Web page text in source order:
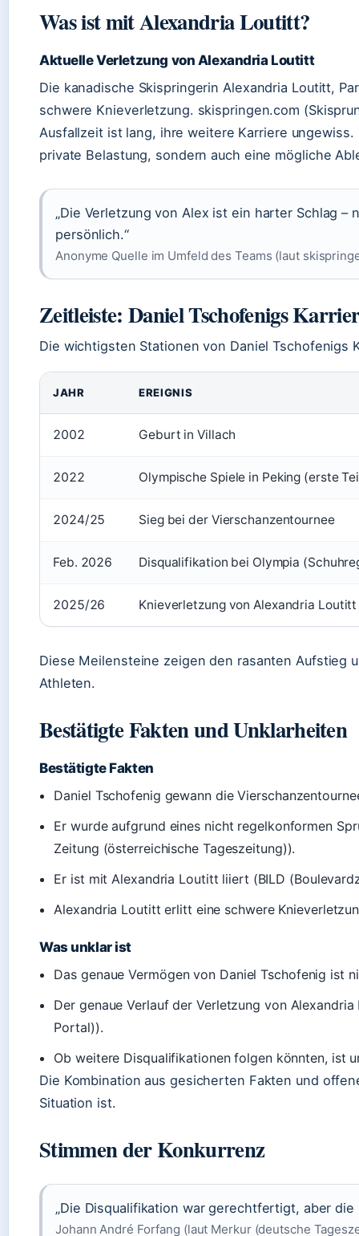
Was ist mit Alexandria Loutitt?
Aktuelle Verletzung von Alexandria Loutitt
Die kanadische Skispringerin Alexandria Loutitt,
schwere Knieverletzung. skispringen.com
Ausfallzeit ist lang, ihre weitere Karriere
private Belastung, sondern auch eine mögliche
„Die Verletzung von Alex ist ein harter Schlag
persönlich.“
Anonyme Quelle im Umfeld des Teams (laut
Zeitleiste: Daniel Tschofenigs
Die wichtigsten Stationen von Daniel Tschofenigs
JAHR EREIGNIS
2002 Geburt in Villach
2022 Olympische Spiele in Peking (erste
2024/25 Sieg bei der Vierschanzentournee
Feb. 2026 Disqualifikation bei Olympia
2025/26 Knieverletzung von Alexandria Loutitt
Diese Meilensteine zeigen den rasanten Aufstieg
Athleten.
Bestätigte Fakten und Unklarheiten
Bestätigte Fakten
Daniel Tschofenig gewann die
Er wurde aufgrund eines nicht regelkonformen
Zeitung (österreichische Tageszeitung)).
Er ist mit Alexandria Loutitt liiert (BILD
Alexandria Loutitt erlitt eine schwere
Was unklar ist
Das genaue Vermögen von Daniel Tschofenig ist
Der genaue Verlauf der Verletzung von
Portal)).
Ob weitere Disqualifikationen folgen könnten, ist
Die Kombination aus gesicherten Fakten und
Situation ist.
Stimmen der Konkurrenz
„Die Disqualifikation war gerechtfertigt, aber die
Johann André Forfang (laut Merkur (deutsche